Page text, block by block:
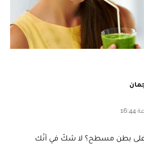
على بطن مسطح؟ لا شكّ في أنّك